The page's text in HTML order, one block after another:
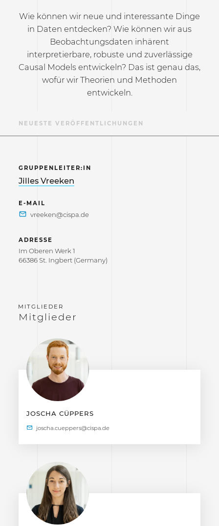
Wie können wir neue und interessante Dinge
in Daten entdecken? Wie können wir aus
Beobachtungsdaten inhärent
interpretierbare, robuste und zuverlässige
Causal Models entwickeln? Das ist genau das,
wofür wir Theorien und Methoden
entwickeln.
NEUESTE VERÖFFENTLICHUNGEN
GRUPPENLEITER:IN
Jilles Vreeken
E-MAIL
ADRESSE
Im Oberen Werk 1
66386 St. Ingbert (Germany)
Mitglieder
JOSCHA CÜPPERS